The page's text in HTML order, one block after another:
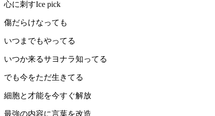
心に刺すIce pick
傷だらけなっても
いつまでもやってる
いつか来るサヨナラ知ってる
でも今をただ生きてる
細胞と才能を今すぐ解放
最強の内容に言葉を改造